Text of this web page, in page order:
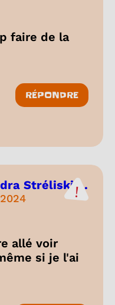
faire de la
RÉPONDRE
Stréliski ...
allé voir
si je l'ai